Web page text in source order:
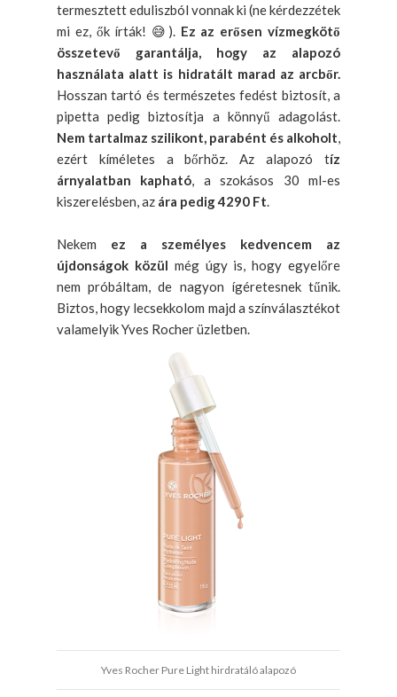
termesztett eduliszból vonnak ki (ne kérdezzétek
mi ez, ők írták! 😅). Ez az erősen vízmegkötő
összetevő garantálja, hogy az alapozó
használata alatt is hidratált marad az arcbőr.
Hosszan tartó és természetes fedést biztosít, a
pipetta pedig biztosítja a könnyű adagolást.
Nem tartalmaz szilikont, parabént és alkoholt
ezért kíméletes a bőrhöz. Az alapozó tíz
árnyalatban kapható , a szokásos 30 ml-es
kiszerelésben, az ára pedig 4290 Ft
Nekem ez a személyes kedvencem az
újdonságok közül még úgy is, hogy egyelőre
nem próbáltam, de nagyon ígéretesnek tűnik.
Biztos, hogy lecsekkolom majd a színválasztékot
valamelyik Yves Rocher üzletben.
Yves Rocher Pure Light hirdratáló alapozó